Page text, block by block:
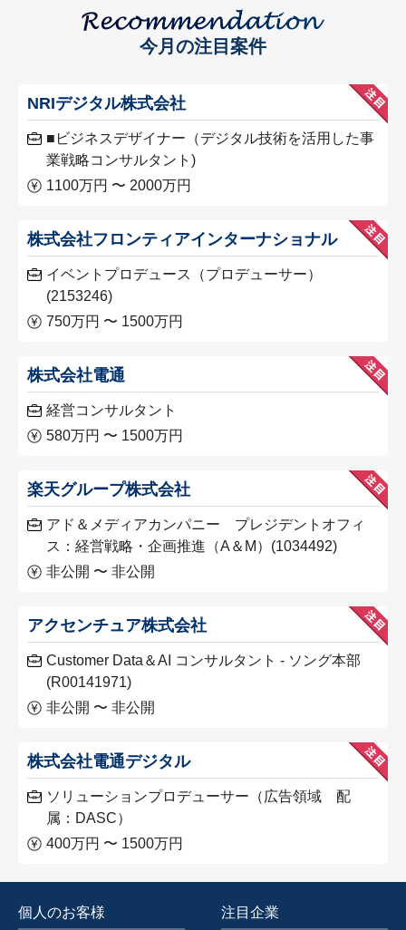
今月の注目案件
NRIデジタル株式会社
■ビジネスデザイナー（デジタル技術を活用した事
業戦略コンサルタント)
1100万円 〜 2000万円
株式会社フロンティアインターナショナル
イベントプロデュース（プロデューサー）
(2153246)
750万円 〜 1500万円
株式会社電通
経営コンサルタント
580万円 〜 1500万円
楽天グループ株式会社
アド＆メディアカンパニー プレジデントオフィ
ス：経営戦略・企画推進（A＆M）(1034492)
非公開 〜 非公開
アクセンチュア株式会社
Customer Data＆AI コンサルタント - ソング本部
(R00141971)
非公開 〜 非公開
株式会社電通デジタル
ソリューションプロデューサー（広告領域 配
属：DASC）
400万円 〜 1500万円
個人のお客様 注目企業